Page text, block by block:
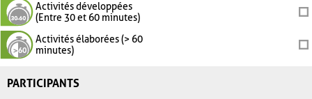
Activités développées
(Entre 30 et 60 minutes)
Activités élaborées (> 60
minutes)
PARTICIPANTS